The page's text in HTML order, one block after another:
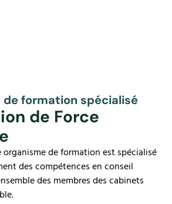
de formation spécialisé
de Force
organisme de formation est spécialisé
des compétencesen conseil
des membres des cabinets